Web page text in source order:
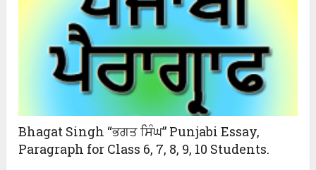
Bhagat Singh “ਭਗਤ ਸਿੰਘ” Punjabi Essay,
Paragraph for Class 6, 7, 8, 9, 10 Students.